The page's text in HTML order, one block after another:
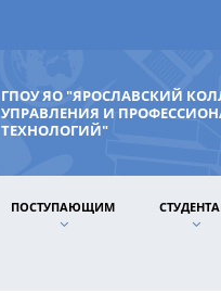
ГПОУ ЯО "ЯРОСЛАВСКИЙ
УПРАВЛЕНИЯ И
ТЕХНОЛОГИЙ"
ПОСТУПАЮЩИМ